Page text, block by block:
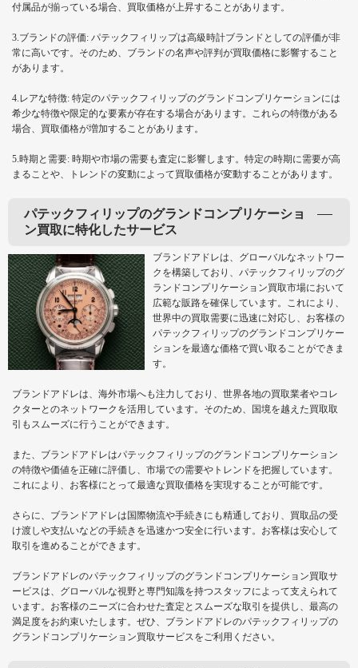
付属品が揃っている場合、買取価格が上昇することがあります。
3.ブランドの評価: パテックフィリップは高級時計ブランドとしての評価が非
常に高いです。そのため、ブランドの名声や評判が買取価格に影響すること
があります。
4.レアな特徴: 特定のパテックフィリップのグランドコンプリケーションには
希少な特徴や限定的な要素が存在する場合があります。これらの特徴がある
場合、買取価格が増加することがあります。
5.時期と需要: 時期や市場の需要も査定に影響します。特定の時期に需要が高
まることや、トレンドの変動によって買取価格が変動することがあります。
パテックフィリップのグランドコンプリケーショ
ン買取に特化したサービス
ブランドアドレは、グローバルなネットワー
クを構築しており、パテックフィリップのグ
ランドコンプリケーション買取市場において
広範な販路を確保しています。これにより、
世界中の買取需要に迅速に対応し、お客様の
パテックフィリップのグランドコンプリケー
ションを最適な価格で買い取ることができま
す。
ブランドアドレは、海外市場へも注力しており、世界各地の買取業者やコレ
クターとのネットワークを活用しています。そのため、国境を越えた買取取
引もスムーズに行うことができます。
また、ブランドアドレはパテックフィリップのグランドコンプリケーション
の特徴や価値を正確に評価し、市場での需要やトレンドを把握しています。
これにより、お客様にとって最適な買取価格を実現することが可能です。
さらに、ブランドアドレは国際物流や手続きにも精通しており、買取品の受
け渡しや支払いなどの手続きを迅速かつ安全に行います。お客様は安心して
取引を進めることができます。
ブランドアドレのパテックフィリップのグランドコンプリケーション買取サ
ービスは、グローバルな視野と専門知識を持つスタッフによって支えられて
います。お客様のニーズに合わせた査定とスムーズな取引を提供し、最高の
満足度をお約束いたします。ぜひ、ブランドアドレのパテックフィリップの
グランドコンプリケーション買取サービスをご利用ください。